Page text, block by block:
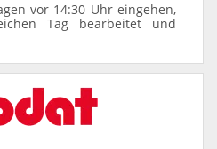
vor 14:30 Uhr eingehen,
Tag bearbeitet und